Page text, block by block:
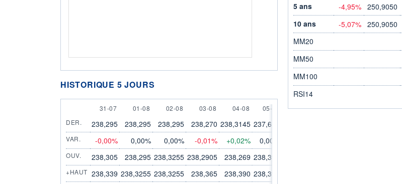
HISTORIQUE 5 JOURS
31 JULY
31-07 1 AUGUST
01-08 2 AUGUST
02-08 3 AUGUST
03-08 4 AUGUST
04-08 5 AUGUST
05-08
DER.
238,295 238,295 238,295 238,270 238,3145 237,615
VAR. -0,00% 0,00% 0,00% -0,01% +0,02% 0,00%
OUV. 238,305 238,295 238,3255 238,2905 238,269 238,390
+HAUT 238,339 238,3255 238,3255 238,365 238,390 238,395
5 ans
-4,95% 250,9050
10 ans
-5,07% 250,9050
MM20
MM50
MM100
RSI14